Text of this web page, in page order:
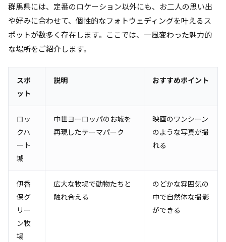
群馬県には、定番のロケーション以外にも、お二人の思い出
や好みに合わせて、個性的なフォトウェディングを叶えるス
ポットが数多く存在します。ここでは、一風変わった魅力的
な場所をご紹介します。
スポ
ット
説明 おすすめポイント
ロッ
クハ
ート
城
中世ヨーロッパのお城を
再現したテーマパーク
映画のワンシーン
のような写真が撮
れる
伊香
保グ
リー
ン牧
場
広大な牧場で動物たちと
触れ合える
のどかな雰囲気の
中で自然体な撮影
ができる